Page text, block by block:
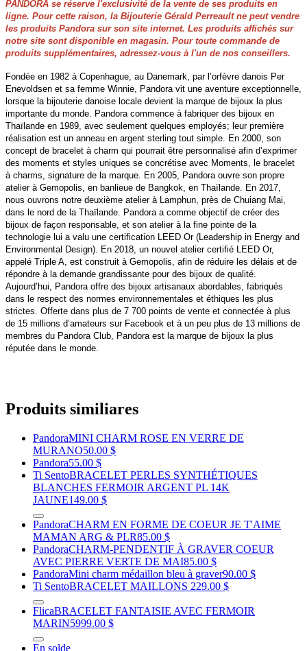
PANDORA se réserve l'exclusivité de la vente de ses produits en
ligne. Pour cette raison, la Bijouterie Gérald Perreault ne peut vendre
les produits Pandora sur son site internet. Les produits affichés sur
notre site sont disponible en magasin. Pour toute commande de
produits supplémentaires, adressez-vous à l'un de nos conseillers.
Fondée en 1982 à Copenhague, au Danemark, par l’orfèvre danois Per
Enevoldsen et sa femme Winnie, Pandora vit une aventure exceptionnelle,
lorsque la bijouterie danoise locale devient la marque de bijoux la plus
importante du monde. Pandora commence à fabriquer des bijoux en
Thaïlande en 1989, avec seulement quelques employés; leur première
réalisation est un anneau en argent sterling tout simple. En 2000, son
concept de bracelet à charm qui pourrait être personnalisé afin d’exprimer
des moments et styles uniques se concrétise avec Moments, le bracelet
à charms, signature de la marque. En 2005, Pandora ouvre son propre
atelier à Gemopolis, en banlieue de Bangkok, en Thaïlande. En 2017,
nous ouvrons notre deuxième atelier à Lamphun, près de Chuiang Mai,
dans le nord de la Thaïlande. Pandora a comme objectif de créer des
bijoux de façon responsable, et son atelier à la fine pointe de la
technologie lui a valu une certification LEED Or (Leadership in Energy and
Environmental Design). En 2018, un nouvel atelier certifié LEED Or,
appelé Triple A, est construit à Gemopolis, afin de réduire les délais et de
répondre à la demande grandissante pour des bijoux de qualité.
Aujourd’hui, Pandora offre des bijoux artisanaux abordables, fabriqués
dans le respect des normes environnementales et éthiques les plus
strictes. Offerte dans plus de 7 700 points de vente et connectée à plus
de 15 millions d’amateurs sur Facebook et à un peu plus de 13 millions de
membres du Pandora Club, Pandora est la marque de bijoux la plus
réputée dans le monde.
Produits similiares
PandoraMINI CHARM ROSE EN VERRE DE
MURANO50.00 $
Pandora55.00 $
Ti SentoBRACELET PERLES SYNTHÉTIQUES
BLANCHES FERMOIR ARGENT PL 14K
JAUNE149.00 $
PandoraCHARM EN FORME DE COEUR JE T'AIME
MAMAN ARG & PLR85.00 $
PandoraCHARM-PENDENTIF À GRAVER COEUR
AVEC PIERRE VERTE DE MAI85.00 $
PandoraMini charm médaillon bleu à graver90.00 $
Ti SentoBRACELET MAILLONS 229.00 $
FlicaBRACELET FANTAISIE AVEC FERMOIR
MARIN5999.00 $
En solde